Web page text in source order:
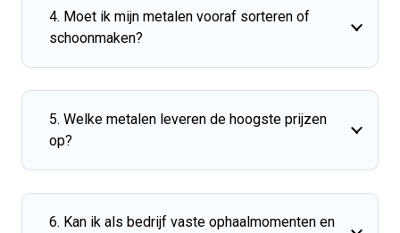
4. Moet ik mijn metalen vooraf sorteren of
schoonmaken?
5. Welke metalen leveren de hoogste prijzen
op?
6. Kan ik als bedrijf vaste ophaalmomenten en